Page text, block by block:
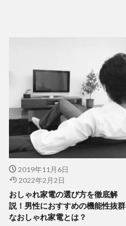
2019年11月6日
2022年2月2日
おしゃれ家電の選び方を徹底解
説！男性におすすめの機能性抜群
なおしゃれ家電とは？